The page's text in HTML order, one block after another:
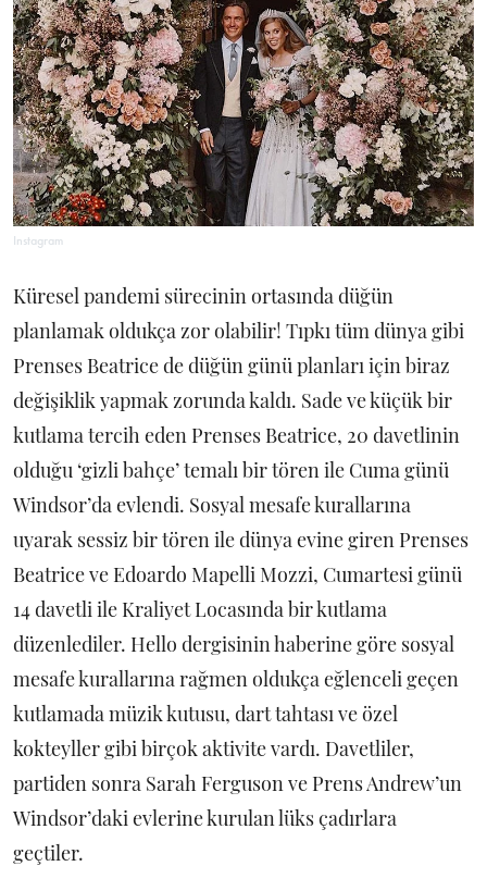
Instagram
Küresel pandemi sürecinin ortasında düğün
planlamak oldukça zor olabilir! Tıpkı tüm dünya gibi
Prenses Beatrice de düğün günü planları için biraz
değişiklik yapmak zorunda kaldı. Sade ve küçük bir
kutlama tercih eden Prenses Beatrice, 20 davetlinin
olduğu ‘gizli bahçe’ temalı bir tören ile Cuma günü
Windsor’da evlendi. Sosyal mesafe kurallarına
uyarak sessiz bir tören ile dünya evine giren Prenses
Beatrice ve Edoardo Mapelli Mozzi, Cumartesi günü
14 davetli ile Kraliyet Locasında bir kutlama
düzenlediler. Hello dergisinin haberine göre sosyal
mesafe kurallarına rağmen oldukça eğlenceli geçen
kutlamada müzik kutusu, dart tahtası ve özel
kokteyller gibi birçok aktivite vardı. Davetliler,
partiden sonra Sarah Ferguson ve Prens Andrew’un
Windsor’daki evlerine kurulan lüks çadırlara
geçtiler.